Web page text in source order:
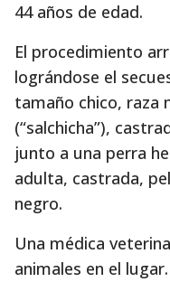
44 años de edad.
El procedimiento
lográndose el
tamaño chico, raza
(“salchicha”),
junto a una perra
adulta, castrada,
negro.
Una médica
animales en el